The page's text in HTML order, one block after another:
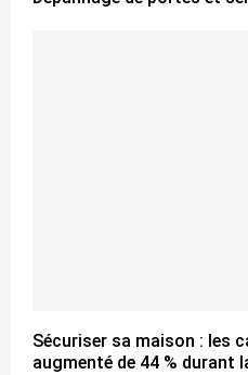
Sécuriser sa maison : les
augmenté de 44 % durant